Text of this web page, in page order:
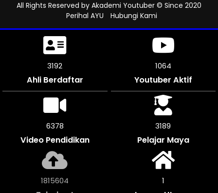
All Rights Reserved by Akademi Youtuber © Since 2020
Perihal AYU
Hubungi Kami
3501
Ahli Berdaftar
1166
Youtuber Aktif
6996
Video Pendidikan
3498
Pelajar Maya
1991528 1